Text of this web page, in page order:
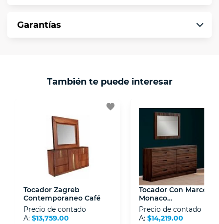
*Sujeto a aprobación de crédito conforme a
norma de VIU.
segura de principio a fin.
- Certificados de seguridad SSL y Encriptación
- Sello de confianza correspondiente,
disposiciones legales y Códigos de Ética de la
Asociación Mexicana de Internet (AIMX).
- Nos encontramos en la lista de socios Activos
de la Asociación de Internet.MX.
Garantías
También te puede interesar
favorite
Tocador Zagreb
Contemporaneo Café
Precio de contado
A: $13,759.00
Tocador Con Marco
Monaco
Contemporaneo Café
Precio de contado
A: $14,219.00